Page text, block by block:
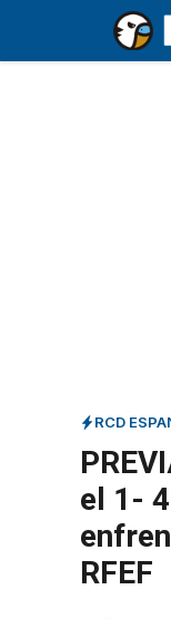
contenido
RCD
el 1-
RFEF